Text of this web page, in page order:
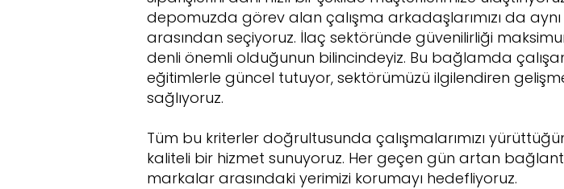
depomuzda görev alan çalışma arkadaşlarımızı da
arasından seçiyoruz. İlaç sektöründe güvenilirliği
denli önemli olduğunun bilincindeyiz. Bu bağlamda
eğitimlerle güncel tutuyor, sektörümüzü ilgilendiren
sağlıyoruz.
Tüm bu kriterler doğrultusunda çalışmalarımızı
kaliteli bir hizmet sunuyoruz. Her geçen gün artan
markalar arasındaki yerimizi korumayı hedefliyoruz.